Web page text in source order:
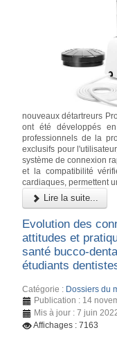
nouveaux détartreurs
ont été développés
professionnels de la
exclusifs pour
système de connexion
et la compatibilité
cardiaques, permettent
Lire la suite...
Evolution des
attitudes et
santé bucco-
étudiants
Catégorie : Dossiers du
Publication : 14
Mis à jour : 7 juin
Affichages : 7163